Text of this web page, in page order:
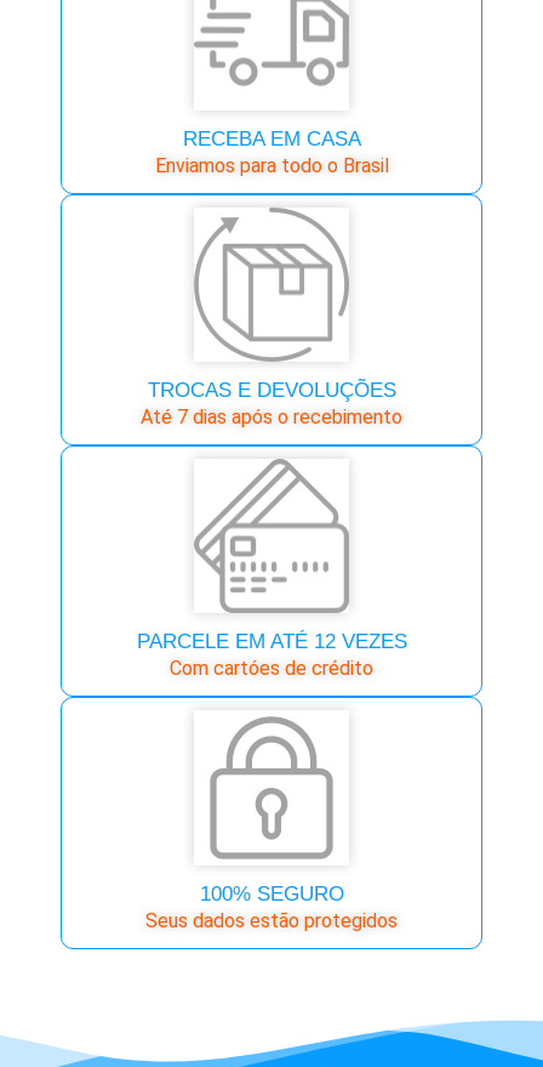
RECEBA EM CASA
Enviamos para todo o Brasil
TROCAS E DEVOLUÇÕES
Até 7 dias após o recebimento
PARCELE EM ATÉ 12 VEZES
Com cartóes de crédito
100% SEGURO
Seus dados estão protegidos